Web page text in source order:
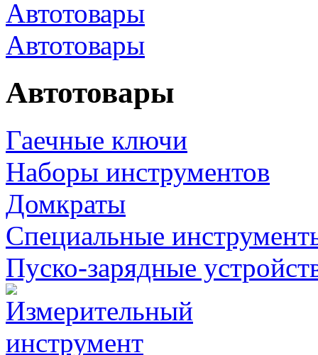
Автотовары
Автотовары
Гаечные ключи
Наборы инструментов
Домкраты
Специальные
Пуско-зарядные